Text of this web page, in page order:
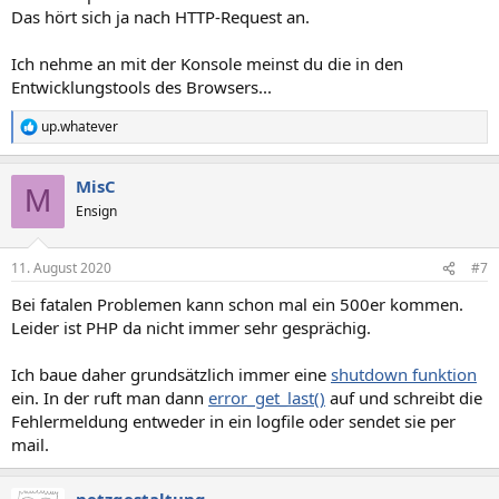
Das hört sich ja nach HTTP-Request an.
Ich nehme an mit der Konsole meinst du die in den
Entwicklungstools des Browsers...
R
e
e
:
up.whatever
M MisC
Ensign
11. August 2020 #7
Bei fatalen Problemen kann schon mal ein 500er kommen.
Leider ist PHP da nicht immer sehr gesprächig.
Ich baue daher grundsätzlich immer eine shutdown funktion
ein. In der ruft man dann error_get_last() auf und schreibt die
Fehlermeldung entweder in ein logfile oder sendet sie per
mail.